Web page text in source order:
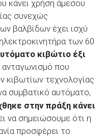
κάνει χρήση άμεσου
συνεχώς
βαλβίδων έχει ισχύ
των 60
κιβώτιο έξι
ανταγωνισμό που
κιβωτίων τεχνολογίας
συμβατικό αυτόματο,
στην πράξη κάνει
να σημειώσουμε ότι η
προσφέρει το